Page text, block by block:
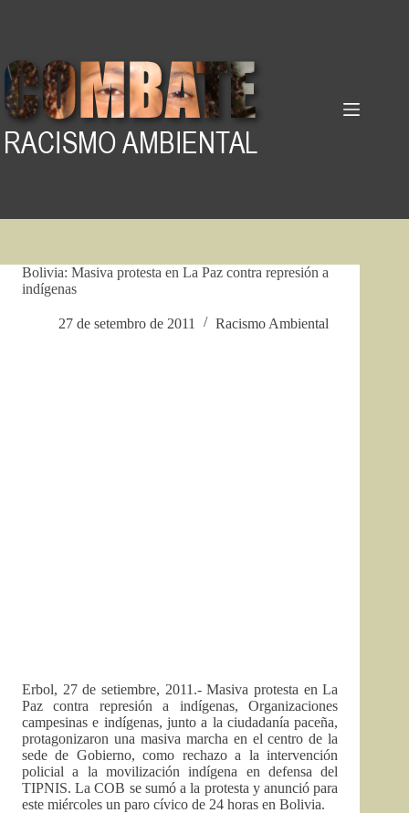
Bolivia: Masiva protesta en La Paz contra represión a
indígenas
27 de setembro de 2011 Racismo Ambiental
Erbol, 27 de setiembre, 2011.- Masiva protesta en La
Paz contra represión a indígenas, Organizaciones
campesinas e indígenas, junto a la ciudadanía paceña,
protagonizaron una masiva marcha en el centro de la
sede de Gobierno, como rechazo a la intervención
policial a la movilización indígena en defensa del
TIPNIS. La COB se sumó a la protesta y anunció para
este miércoles un paro cívico de 24 horas en Bolivia.